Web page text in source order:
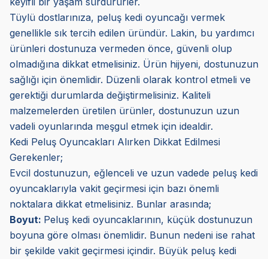
Tüylü dostlarınıza, peluş kedi oyuncağı vermek
genellikle sık tercih edilen üründür. Lakin, bu yardımcı
ürünleri dostunuza vermeden önce, güvenli olup
olmadığına dikkat etmelisiniz. Ürün hijyeni, dostunuzun
sağlığı için önemlidir. Düzenli olarak kontrol etmeli ve
gerektiği durumlarda değiştirmelisiniz. Kaliteli
malzemelerden üretilen ürünler, dostunuzun uzun
vadeli oyunlarında meşgul etmek için idealdir.
Kedi Peluş Oyuncakları Alırken Dikkat Edilmesi
Gerekenler;
Evcil dostunuzun, eğlenceli ve uzun vadede peluş kedi
oyuncaklarıyla vakit geçirmesi için bazı önemli
noktalara dikkat etmelisiniz. Bunlar arasında;
Boyut: Peluş kedi oyuncaklarının, küçük dostunuzun
boyuna göre olması önemlidir. Bunun nedeni ise rahat
bir şekilde vakit geçirmesi içindir. Büyük peluş kedi